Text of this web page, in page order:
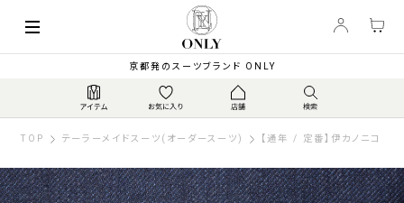
京都発のスーツブランド ONLY
TOP テーラーメイドスーツ(オーダースーツ) 【通年 / 定番】伊カノニコ ス